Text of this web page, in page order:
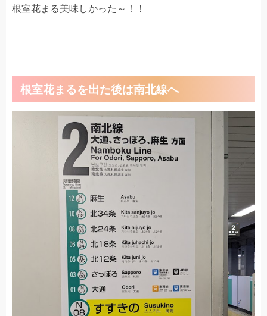
根室花まる美味しかった～！！
根室花まるを出た後は南北線へ